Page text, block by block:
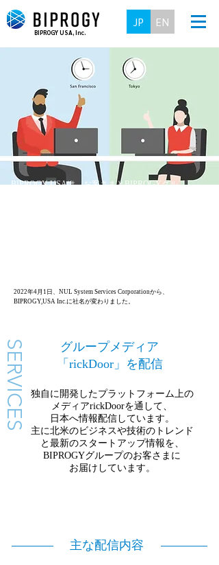
BIPROGY USA, Inc.
JP EN
BIPROGY USAは、お客さまとBIPROGYグル
2022年4月1日、NUL System Services Corporationから、
BIPROGY,USA Inc.に社名が変わりました。
グループメディア
「rickDoor」を配信
SERVICES
独自に開発したプラットフォーム上の
メディアrickDoorを通して、
日本へ情報配信しています。
主に北米のビジネスや技術のトレンド
と最新のスタートアップ情報を、
BIPROGYグループのお客さまに
お届けしています。
主な配信内容